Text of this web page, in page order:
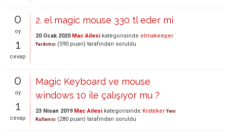
0
oy
1
cevap
2. el magic mouse 330 tl eder mi
20 Ocak 2020 Mac Ailesi kategorisinde elmakeeper
Yardımcı (590 puan) tarafından soruldu
0
oy
1
cevap
Magic Keyboard ve mouse
windows 10 ile çalışıyor mu ?
23 Nisan 2019 Mac Ailesi kategorisinde Krsteker Yeni
Kullanıcı (280 puan) tarafından soruldu